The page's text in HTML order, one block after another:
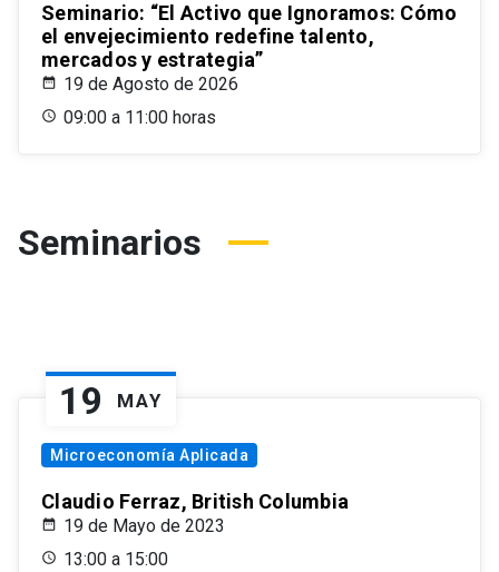
Seminario: “El Activo que Ignoramos: Cómo
el envejecimiento redefine talento,
mercados y estrategia”
19 de Agosto de 2026
09:00 a 11:00 horas
Seminarios
19 MAY
Microeconomía Aplicada
Claudio Ferraz, British Columbia
19 de Mayo de 2023
13:00 a 15:00